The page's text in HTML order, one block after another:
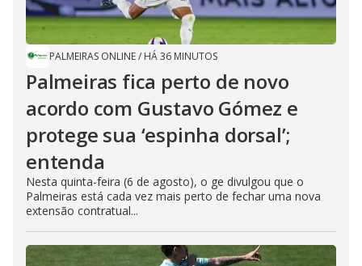
PALMEIRAS ONLINE/ HÁ 36 MINUTOS
Palmeiras fica perto de novo
acordo com Gustavo Gómez e
protege sua ‘espinha dorsal’;
entenda
Nesta quinta-feira (6 de agosto), o ge divulgou que o
Palmeiras está cada vez mais perto de fechar uma nova
extensão contratual...